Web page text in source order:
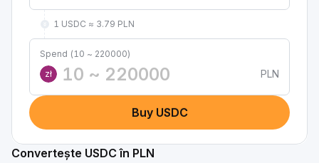
1 USDC ≈ 3.79 PLN
Spend (10 ~ 220000)
zł
PLN
Buy USDC
Convertește USDC în PLN